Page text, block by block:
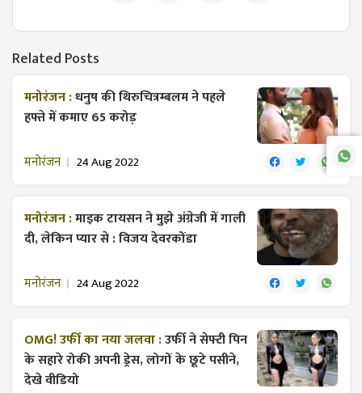
Related Posts
मनोरंजन :धनुष की थिरुचित्रम्बलम ने पहले
हफ्ते में कमाए 65 करोड़
मनोरंजन 24 Aug 2022
मनोरंजन :माइक टायसन ने मुझे अंग्रेजी में गाली
दी, लेकिन प्यार से : विजय देवरकोंडा
मनोरंजन 24 Aug 2022
OMG! उर्फी का नया जलवा :उर्फी ने सेफ्टी पिन
के सहारे रोकी अपनी ड्रेस, लोगों के छूटे पसीने,
देखे वीडियो